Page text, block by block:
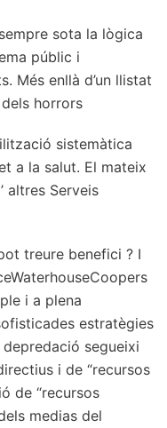
sota la lògica
públic i
Més enllà d’un llistat
horrors
sistemàtica
a la salut. El mateix
altres Serveis
treure benefici ? I
i a plena
estratègies
segueixi
i de “recursos
de “recursos
medias del